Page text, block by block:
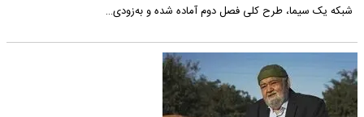
شبکه یک سیما، طرح کلی فصل دوم آماده شده و به‌زودی…